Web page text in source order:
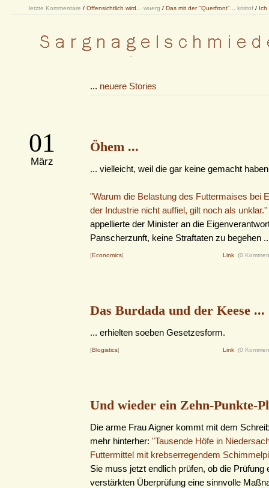
letzte Kommentare / Offensichtlich wird... wuerg / Das mit der "Querfront"... kristof / Ich
... neuere Stories
01
März
Öhem ...
... vielleicht, weil die gar keine gemacht
"Warum die Belastung des Futtermaises bei
der Industrie nicht auffiel, gilt noch als unklar."
appellierte der Minister an die
Panscherzunft, keine Straftaten zu begehen
[Economics] Link (0
Das Burdada und der Keese ...
... erhielten soeben Gesetzesform.
[Blogistics] Link (0
Und wieder ein Zehn-Punkte-
Die arme Frau Aigner kommt mit dem
mehr hinterher: "Tausende Höfe in
Futtermittel mit krebserregendem
Sie muss jetzt endlich prüfen, ob die Prüfung
verstärkten Überprüfung eine sinnvolle